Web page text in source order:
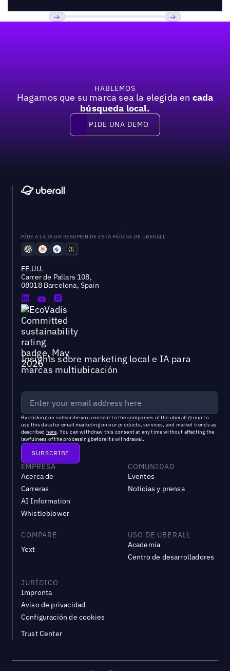
HABLEMOS
Hagamos que su marca sea la elegida en cada
búsqueda local.
Pide una demo
PIDE UNA DEMO
PÍDE A LA IA UN RESUMEN DE ESTA PÁGINA DE UBERALL
EE.UU.
Carrer de Pallars 108,
08018 Barcelona, Spain
Insights sobre marketing local e IA para
marcas multiubicación
By clicking on subscribe you consent to the companies of the uberall groupto
use this data for email marketing on our products, services, and market trends as
described here. You can withdraw this consent at any time without affecting the
lawfulness of the processing before its withdrawal.
EMPRESA
Acerca de
Carreras
AI Information
Whistleblower
COMUNIDAD
Eventos
Noticias y prensa
COMPARE
Yext
USO DE UBERALL
Academia
Centro de desarrolladores
JURÍDICO
Impronta
Aviso de privacidad
Configuración de cookies
Trust Center